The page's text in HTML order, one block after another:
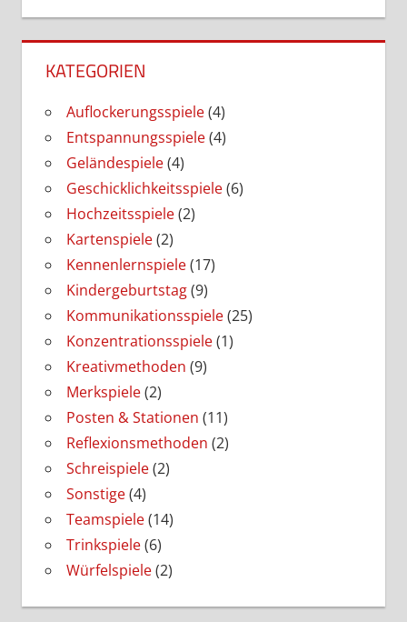
KATEGORIEN
Auflockerungsspiele(4)
Entspannungsspiele(4)
Geländespiele(4)
Geschicklichkeitsspiele(6)
Hochzeitsspiele(2)
Kartenspiele(2)
Kennenlernspiele(17)
Kindergeburtstag(9)
Kommunikationsspiele(25)
Konzentrationsspiele(1)
Kreativmethoden (9)
Merkspiele(2)
Posten & Stationen (11)
Reflexionsmethoden (2)
Schreispiele(2)
Sonstige(4)
Teamspiele(14)
Trinkspiele(6)
Würfelspiele(2)